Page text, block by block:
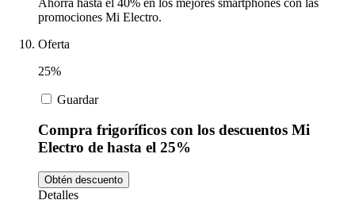
promociones Mi Electro.
Oferta
25%
Guardar
Compra frigoríficos con los descuentos Mi
Electro de hasta el 25%
Obtén descuento
Detalles